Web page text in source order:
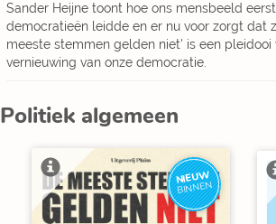
Sander Heijne toont hoe ons mensbeeld
democratieën leidde en er nu voor zorgt dat
meeste stemmen gelden niet' is een pleidooi
vernieuwing van onze democratie.
Politiek algemeen
NIEUW
BINNEN